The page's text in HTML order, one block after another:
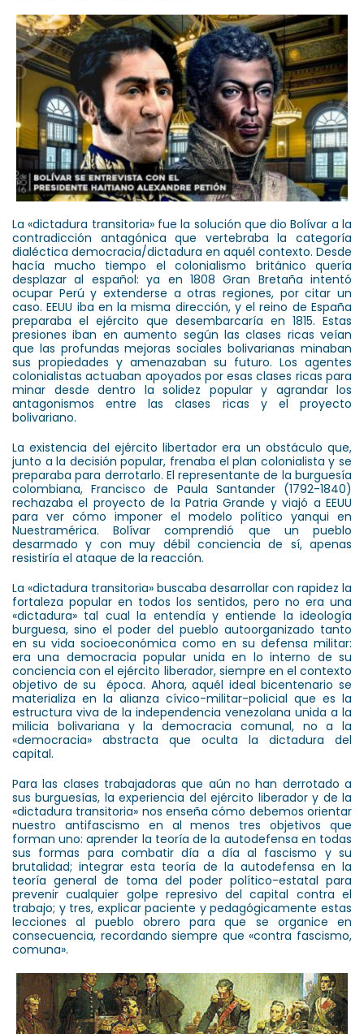
La «dictadura transitoria» fue la solución que dio Bolívar a la
contradicción antagónica que vertebraba la categoría
dialéctica democracia/dictadura en aquél contexto. Desde
hacía mucho tiempo el colonialismo británico quería
desplazar al español: ya en 1808 Gran Bretaña intentó
ocupar Perú y extenderse a otras regiones, por citar un
caso. EEUU iba en la misma dirección, y el reino de España
preparaba el ejército que desembarcaría en 1815. Estas
presiones iban en aumento según las clases ricas veían
que las profundas mejoras sociales bolivarianas minaban
sus propiedades y amenazaban su futuro. Los agentes
colonialistas actuaban apoyados por esas clases ricas para
minar desde dentro la solidez popular y agrandar los
antagonismos entre las clases ricas y el proyecto
bolivariano.
La existencia del ejército libertador era un obstáculo que,
junto a la decisión popular, frenaba el plan colonialista y se
preparaba para derrotarlo. El representante de la burguesía
colombiana, Francisco de Paula Santander (1792-1840)
rechazaba el proyecto de la Patria Grande y viajó a EEUU
para ver cómo imponer el modelo político yanqui en
Nuestramérica. Bolívar comprendió que un pueblo
desarmado y con muy débil conciencia de sí, apenas
resistiría el ataque de la reacción.
La «dictadura transitoria» buscaba desarrollar con rapidez la
fortaleza popular en todos los sentidos, pero no era una
«dictadura» tal cual la entendía y entiende la ideología
burguesa, sino el poder del pueblo autoorganizado tanto
en su vida socioeconómica como en su defensa militar:
era una democracia popular unida en lo interno de su
conciencia con el ejército liberador, siempre en el contexto
objetivo de su época. Ahora, aquél ideal bicentenario se
materializa en la alianza cívico-militar-policial que es la
estructura viva de la independencia venezolana unida a la
milicia bolivariana y la democracia comunal, no a la
«democracia» abstracta que oculta la dictadura del
capital.
Para las clases trabajadoras que aún no han derrotado a
sus burguesías, la experiencia del ejército liberador y de la
«dictadura transitoria» nos enseña cómo debemos orientar
nuestro antifascismo en al menos tres objetivos que
forman uno: aprender la teoría de la autodefensa en todas
sus formas para combatir día a día al fascismo y su
brutalidad; integrar esta teoría de la autodefensa en la
teoría general de toma del poder político-estatal para
prevenir cualquier golpe represivo del capital contra el
trabajo; y tres, explicar paciente y pedagógicamente estas
lecciones al pueblo obrero para que se organice en
consecuencia, recordando siempre que «contra fascismo,
comuna».